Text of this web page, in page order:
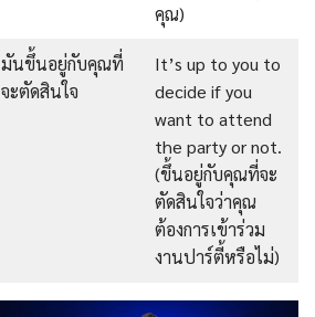
คุณ)
มันขึ้นอยู่กับคุณที่
จะตัดสินใจ
It’s up to you to
decide if you
want to attend
the party or not.
(ขึ้นอยู่กับคุณที่จะ
ตัดสินใจว่าคุณ
ต้องการเข้าร่วม
งานปาร์ตี้หรือไม่)